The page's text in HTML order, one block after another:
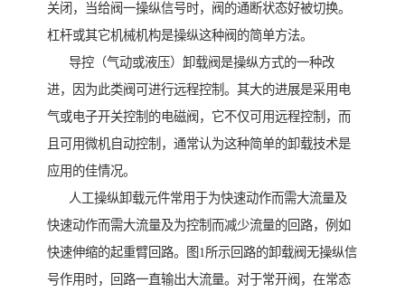
关闭，当给阀一操纵信号时，阀的通断状态好被切换。
杠杆或其它机械机构是操纵这种阀的简单方法。
导控（气动或液压）卸载阀是操纵方式的一种改
进，因为此类阀可进行远程控制。其大的进展是采用电
气或电子开关控制的电磁阀，它不仅可用远程控制，而
且可用微机自动控制，通常认为这种简单的卸载技术是
应用的佳情况。
人工操纵卸载元件常用于为快速动作而需大流量及
快速动作而需大流量及为控制而减少流量的回路，例如
快速伸缩的起重臂回路。图1所示回路的卸载阀无操纵信
号作用时，回路一直输出大流量。对于常开阀，在常态